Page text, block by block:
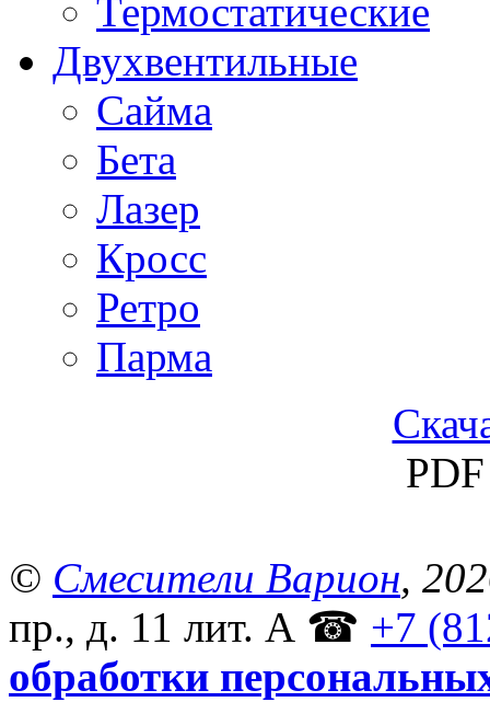
Термостатические
Двухвентильные
Сайма
Бета
Лазер
Кросс
Ретро
Парма
© Смесители Варион,
пр., д. 11 лит. А ☎ +7
обработки